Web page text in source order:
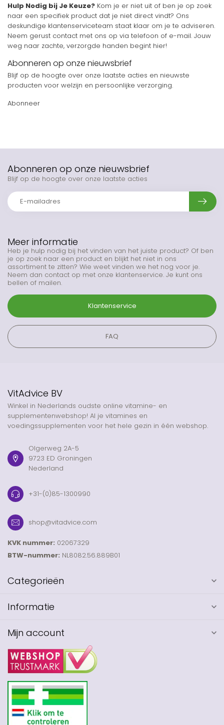
Hulp Nodig bij Je Keuze? Kom je er niet uit of ben je op zoek
naar een specifiek product dat je niet direct vindt? Ons
deskundige klantenserviceteam staat klaar om je te adviseren.
Neem gerust contact met ons op via telefoon of e-mail. Jouw
weg naar zachte, verzorgde handen begint hier!
Abonneren op onze nieuwsbrief
Blijf op de hoogte over onze laatste acties en nieuwste
producten voor welzijn en persoonlijke verzorging.
Abonneer
Meer informatie
Heb je hulp nodig bij het vinden van het juiste product? Of ben
je op zoek naar een product en blijkt het niet in ons
assortiment te zitten? Wie weet vinden we het nog voor je.
Neem dan contact op met onze klantenservice. Je kunt ons
bellen of mailen.
Klantenservice
FAQ
Abonneren op onze nieuwsbrief
Blijf op de hoogte over onze laatste acties
VitAdvice BV
Winkel in Nederlands oudste online vitamine- en
supplementenwebshop! Al je vitamines en
voedingssupplementen voor het hele gezin in één webshop.
Olgerweg 2A-5
9723 ED Groningen
Nederland
+31-(0)85-1300990
shop@vitadvice.com
KVK nummer: 02067329
BTW-nummer: NL8082.56.889B01
Categorieën
Informatie
Mijn account